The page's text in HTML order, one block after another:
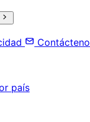
país